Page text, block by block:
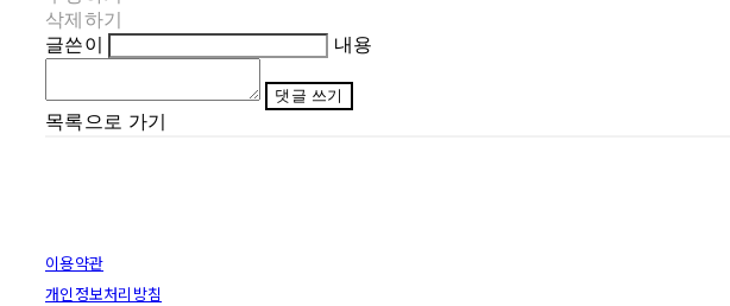
삭제하기
글쓴이
내용
댓글 쓰기
목록으로 가기
이용약관
개인정보처리방침